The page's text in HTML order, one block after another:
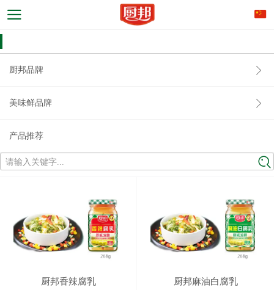
厨邦品牌
美味鲜品牌
产品推荐
请输入关键字...
厨邦香辣腐乳 厨邦麻油白腐乳